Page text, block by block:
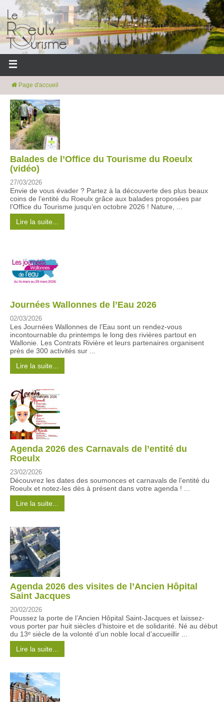
Page d'accueil
Balades de l’Office du Tourisme du Roeulx
(vidéo)
27/03/2026
Envie de vous évader ? Partez à la découverte des plus beaux
coins de l’entité du Roeulx grâce aux balades proposées par
l’Office du Tourisme jusqu’en octobre 2026 ! Nature, ...
Lire la suite...
Journées Wallonnes de l’Eau 2026
02/03/2026
Les Journées Wallonnes de l’Eau sont un rendez-vous
incontournable du printemps le long des rivières partout en
Wallonie. Les Contrats Rivière et leurs partenaires organisent
près de 300 activités sur ...
Lire la suite...
Agenda 2026 des Carnavals de l’entité du
Roeulx
23/02/2026
Découvrez les dates des soumonces et carnavals de l’entité du
Roeulx et notez-les dès à présent dans votre agenda ! ...
Lire la suite...
Agenda 2026 des visites de l’Ancien Hôpital
Saint Jacques
20/02/2026
Poussez la porte de l’Ancien Hôpital Saint-Jacques et laissez-
vous porter par huit siècles d’histoire et de solidarité. Né au début
du 13ᵉ siècle de la volonté d’un noble local d’accueillir ...
Lire la suite...